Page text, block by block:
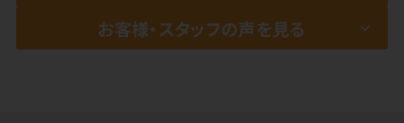
お客様・スタッフの声を見る